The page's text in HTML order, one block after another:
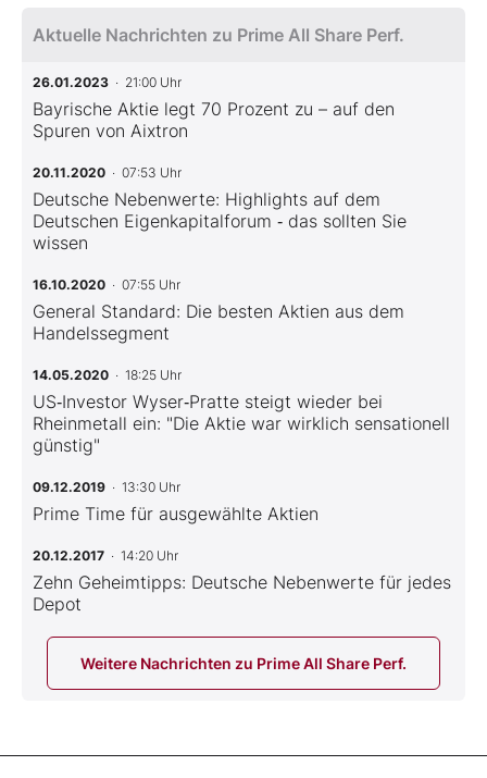
Aktuelle Nachrichten zu Prime All Share Perf.
26.01.2023 · 21:00 Uhr
Bayrische Aktie legt 70 Prozent zu – auf den
Spuren von Aixtron
20.11.2020 · 07:53 Uhr
Deutsche Nebenwerte: Highlights auf dem
Deutschen Eigenkapitalforum ‑ das sollten Sie
wissen
16.10.2020 · 07:55 Uhr
General Standard: Die besten Aktien aus dem
Handelssegment
14.05.2020 · 18:25 Uhr
US‑Investor Wyser‑Pratte steigt wieder bei
Rheinmetall ein: "Die Aktie war wirklich sensationell
günstig"
09.12.2019 · 13:30 Uhr
Prime Time für ausgewählte Aktien
20.12.2017 · 14:20 Uhr
Zehn Geheimtipps: Deutsche Nebenwerte für jedes
Depot
Weitere Nachrichten zu Prime All Share Perf.